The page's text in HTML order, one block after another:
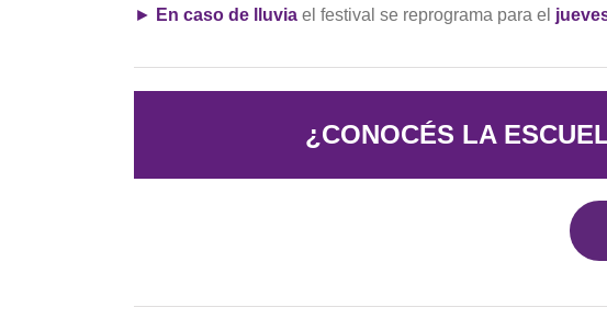
► En caso de lluvia el festival se reprograma para el
¿CONOCÉS LA